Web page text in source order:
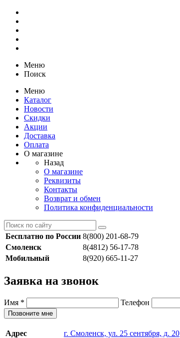
Меню
Поиск
Меню
Каталог
Новости
Скидки
Акции
Доставка
Оплата
О магазине
Назад
О магазине
Реквизиты
Контакты
Возврат и обмен
Политика конфиденциальности
Бесплатно по России 8(800) 201-68-79
Смоленск
8(4812) 56-17-78
Мобильный
8(920) 665-11-27
Заявка на звонок
Имя * Телефон
Позвоните мне
Адрес
г. Смоленск, ул. 25 сентября, д. 20